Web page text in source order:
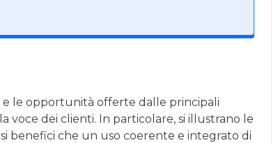
e le opportunità offerte dalle principali
voce dei clienti. In particolare, si illustrano le
benefici che un uso coerente e integrato di